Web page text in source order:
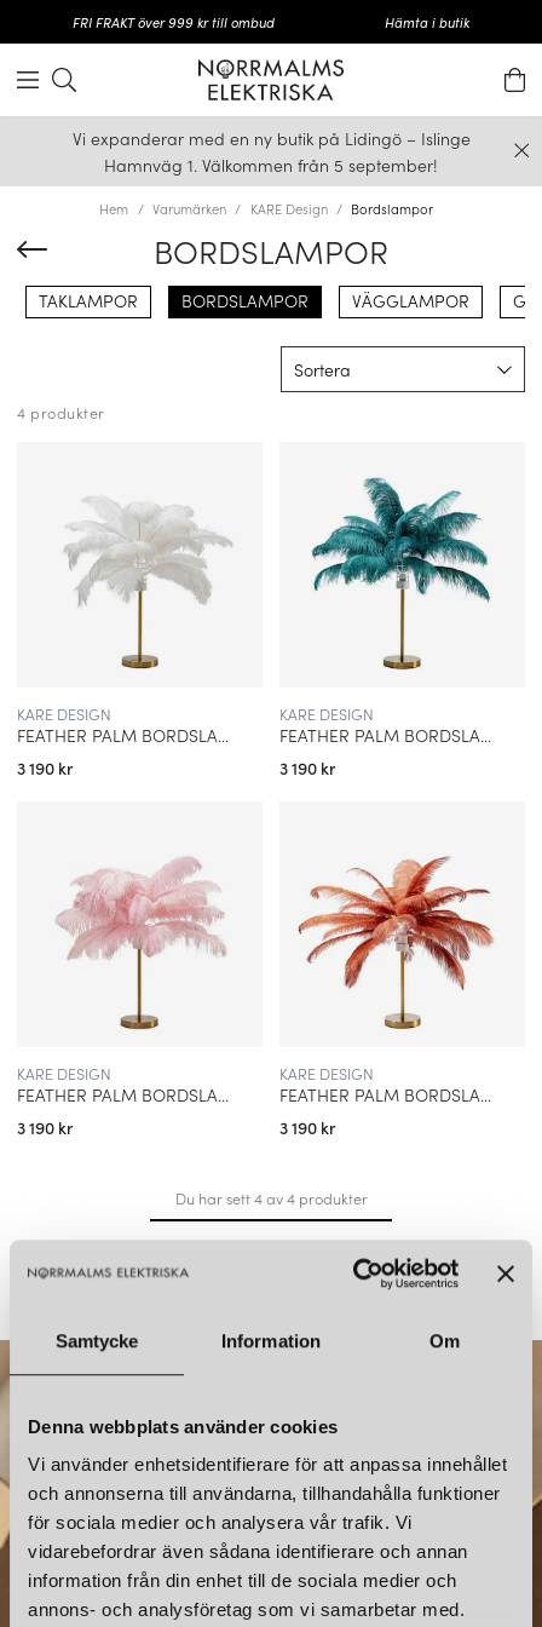
Samtycke Information Om
Denna webbplats använder cookies
Vi använder enhetsidentifierare för att anpassa innehållet
och annonserna till användarna, tillhandahålla funktioner
för sociala medier och analysera vår trafik. Vi
vidarebefordrar även sådana identifierare och annan
information från din enhet till de sociala medier och
annons- och analysföretag som vi samarbetar med.
FRI FRAKT över 999 kr till ombud Hämta i butik
Vi expanderar med en ny butik på Lidingö – Islinge
Hamnväg 1. Välkommen från 5 september!
Hem Varumärken KARE Design Bordslampor
BORDSLAMPOR
TAKLAMPOR BORDSLAMPOR VÄGGLAMPOR
Sortera
4 produkter
KARE DESIGN
FEATHER PALM BORDSLAMPA VIT
3 190 kr
KARE DESIGN
FEATHER PALM BORDSLAMPA GRÖN
3 190 kr
KARE DESIGN
FEATHER PALM BORDSLAMPA ROSA
3 190 kr
KARE DESIGN
FEATHER PALM BORDSLAMPA ROSTRÖD
3 190 kr
Du har sett 4 av 4 produkter
NYHETSBREV